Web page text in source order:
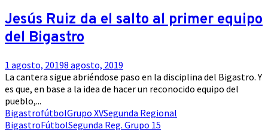
Jesús Ruiz da el salto al primer equipo
del Bigastro
1 agosto, 20198 agosto, 2019
La cantera sigue abriéndose paso en la disciplina del Bigastro. Y
es que, en base a la idea de hacer un reconocido equipo del
pueblo,...
BigastrofútbolGrupo XVSegunda Regional
BigastroFútbolSegunda Reg. Grupo 15